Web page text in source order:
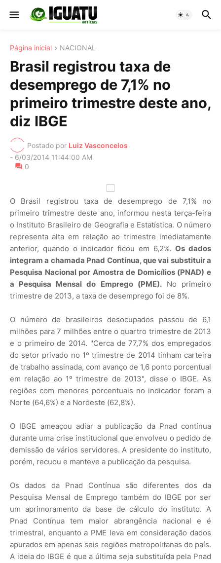
Página inicial NACIONAL
Brasil registrou taxa de
desemprego de 7,1% no
primeiro trimestre deste ano,
diz IBGE
Postado por Luiz Vasconcelos
- 6/03/2014 11:44:00 AM
0
O Brasil registrou taxa de desemprego de 7,1% no
primeiro trimestre deste ano, informou nesta terça-feira
o Instituto Brasileiro de Geografia e Estatística. O número
representa alta em relação ao trimestre imediatamente
anterior, quando o indicador ficou em 6,2%.Os dados
integram a chamada Pnad Contínua, que vai substituir a
Pesquisa Nacional por Amostra de Domicílios (PNAD) e
a Pesquisa Mensal do Emprego (PME).No primeiro
trimestre de 2013, a taxa de desemprego foi de 8%.
O número de brasileiros desocupados passou de 6,1
milhões para 7 milhões entre o quartro trimestre de 2013
e o primeiro de 2014. "Cerca de 77,7% dos empregados
do setor privado no 1º trimestre de 2014 tinham carteira
de trabalho assinada, com avanço de 1,6 ponto porcentual
em relação ao 1º trimestre de 2013", disse o IBGE. As
regiões com menores porcentuais no indicador foram a
Norte (64,6%) e a Nordeste (62,8%).
O IBGE ameaçou adiar a publicação da Pnad contínua
durante uma crise institucional que envolveu o pedido de
demissão de vários servidores. A presidente do instituto,
porém, recuou e manteve a publicação da pesquisa.
Os dados da Pnad Contínua são diferentes dos da
Pesquisa Mensal de Emprego também do IBGE por ser
um aprimoramento da base de cálculo do instituto. A
Pnad Contínua tem maior abrangência nacional e é
trimestral, enquanto a PME leva em consideração dados
apurados em apenas seis regiões metropolitanas do país.
A ideia do IBGE é que a última seja substituída pela Pnad